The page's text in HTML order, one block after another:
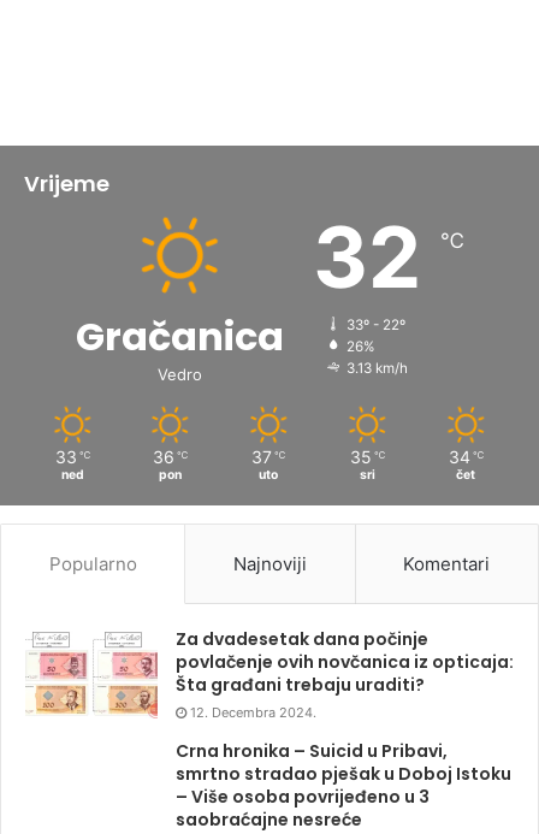
Vrijeme
Gračanica
Vedro
32 ℃
33º - 22º
26%
3.13 km/h
33 ℃
ned
36 ℃
pon
37 ℃
uto
35 ℃
sri
34 ℃
čet
Popularno Najnoviji Komentari
Za dvadesetak dana počinje
povlačenje ovih novčanica iz opticaja:
Šta građani trebaju uraditi?
12. Decembra 2024.
Crna hronika – Suicid u Pribavi,
smrtno stradao pješak u Doboj Istoku
– Više osoba povrijeđeno u 3
saobraćajne nesreće